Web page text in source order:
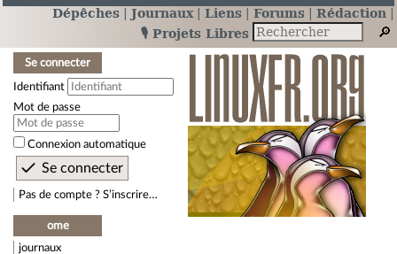
Dépêches Journaux Liens Forums
Rédaction
🎙️ Projets Libres
Se connecter
Identifiant
Mot de passe
Connexion automatique
Pas de compte ? S’inscrire…
ome
journaux